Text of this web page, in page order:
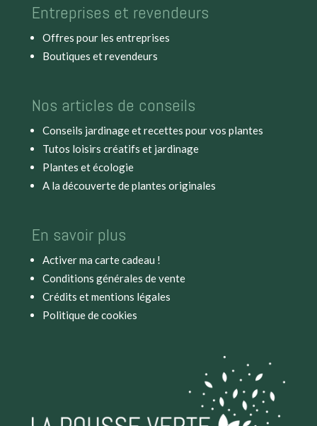
Entreprises et revendeurs
Offres pour les entreprises
Boutiques et revendeurs
Nos articles de conseils
Conseils jardinage et recettes pour vos plantes
Tutos loisirs créatifs et jardinage
Plantes et écologie
A la découverte de plantes originales
En savoir plus
Activer ma carte cadeau !
Conditions générales de vente
Crédits et mentions légales
Politique de cookies